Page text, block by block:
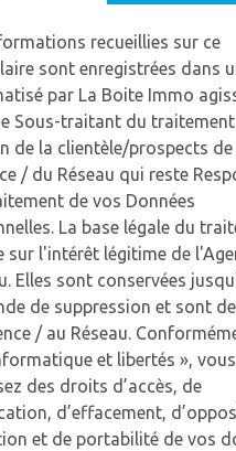
recueillies sur ce
sont enregistrées dans
par La Boite Immo
Sous-traitant du
de la clientèle/prospects de
/ du Réseau qui reste
de vos Données
La base légale du
sur l'intérêt légitime de
Elles sont conservées
de suppression et sont
/ au Réseau.
et libertés », vous
des droits d’accès, de
d’effacement,
et de portabilité de vos